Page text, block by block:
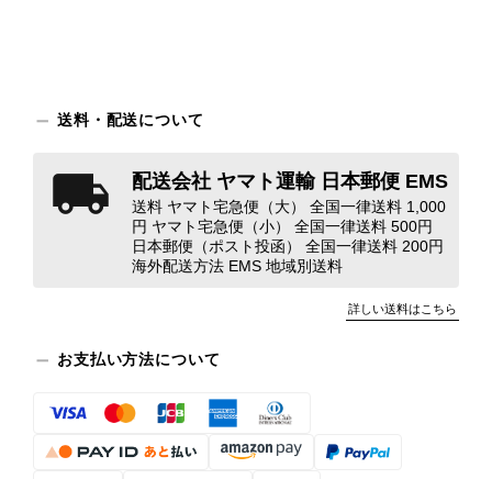
観の印象だけで商品の状態全体を判断
映しております。 ご不快な思いをさ
れた中で、率直なご意見をお寄せいた
だきましたことに感謝申し上げます。
今回のご指摘を重く受け止め、まずは
きます。 掲載内容では分からない状
時の見落としとして真摯に受け止め、
し、全スタッフで共有してまいりま
す。 オンラインでも安心して商品を
お選びいただけるよう、より正確な状
送料・配送について
配送会社 ヤマト運輸 日本郵便 EMS
送料 ヤマト宅急便（大） 全国一律送料 1,000
円 ヤマト宅急便（小） 全国一律送料 500円
日本郵便（ポスト投函） 全国一律送料 200円
海外配送方法 EMS 地域別送料
詳しい送料はこちら
お支払い方法について